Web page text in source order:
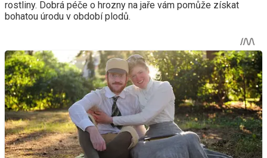
rostliny. Dobrá péče o hrozny na jaře vám pomůže získat
bohatou úrodu v období plodů.